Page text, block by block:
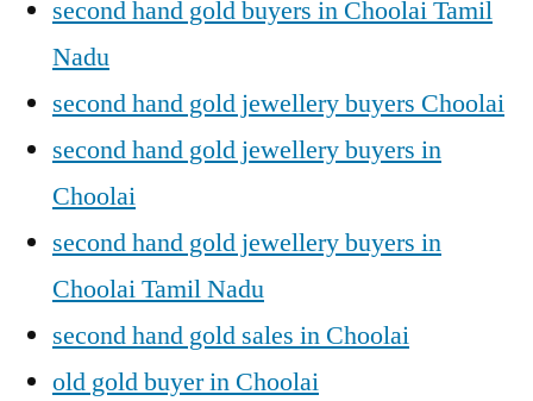
second hand gold buyers in Choolai Tamil
Nadu
second hand gold jewellery buyers Choolai
second hand gold jewellery buyers in
Choolai
second hand gold jewellery buyers in
Choolai Tamil Nadu
second hand gold sales in Choolai
old gold buyer in Choolai